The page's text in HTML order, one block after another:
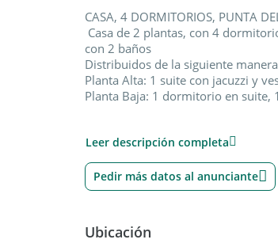
CASA, 4 DORMITORIOS, PUNTA
Casa de 2 plantas, con 4
con 2 baños
Distribuidos de la siguiente
Planta Alta: 1 suite con jacuzzi y
Planta Baja: 1 dormitorio en suite,
Terreno 1600mts2
300mts2 construidos
Parrillero, piscina con deck,
Pisos de lapacho.
Leer descripción completa
Pedir más datos al anunciante
Ubicación